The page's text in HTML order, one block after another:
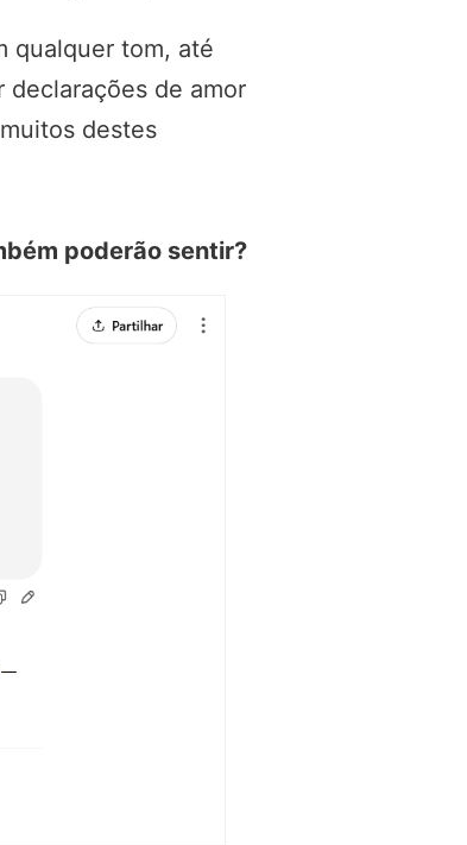
qualquer tom, até
declarações de amor
destes
poderão sentir?